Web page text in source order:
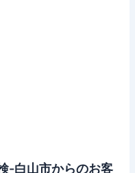
-白山市からのお客